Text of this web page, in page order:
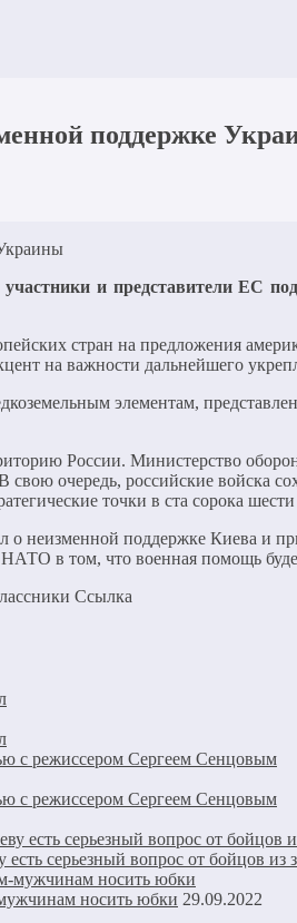
поддержке
и представители ЕС
стран на предложения
на важности дальнейшего
элементам,
России. Министерство
свою очередь, российские
точки в ста сорока
о неизменной поддержке Киева и
в том, что военная помощь
Cсылка
с режиссером Сергеем Сенцовым
с режиссером Сергеем Сенцовым
есть серьезный вопрос от бойцов
носить юбки 29.09.2022